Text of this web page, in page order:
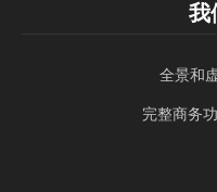
我
全景和
完整商务